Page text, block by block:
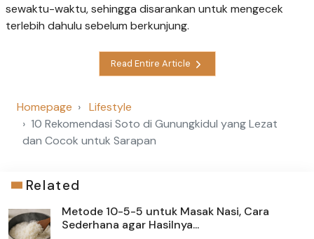
sewaktu-waktu, sehingga disarankan untuk mengecek
terlebih dahulu sebelum berkunjung.
Read Entire Article
Homepage
Lifestyle
10 Rekomendasi Soto di Gunungkidul yang Lezat
dan Cocok untuk Sarapan
Related
Metode 10-5-5 untuk Masak Nasi, Cara
Sederhana agar Hasilnya...